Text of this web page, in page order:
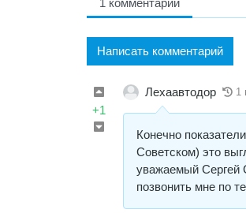
Написать комментарий
+1
Лехаавтодор 1
Конечно
Советском) это
уважаемый Сергей
позвонить мне по